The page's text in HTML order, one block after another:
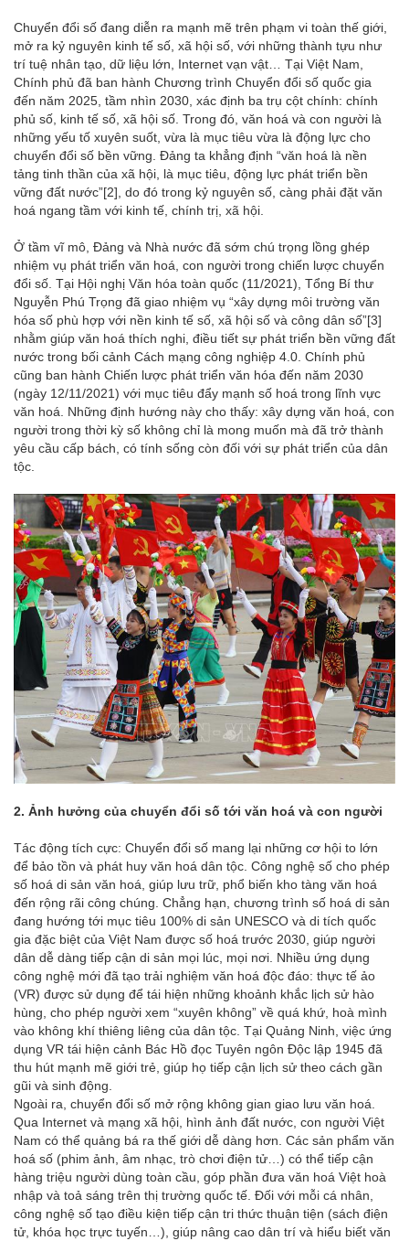
Chuyển đổi số đang diễn ra mạnh mẽ trên phạm vi toàn thế giới,
mở ra kỷ nguyên kinh tế số, xã hội số, với những thành tựu như
trí tuệ nhân tạo, dữ liệu lớn, Internet vạn vật… Tại Việt Nam,
Chính phủ đã ban hành Chương trình Chuyển đổi số quốc gia
đến năm 2025, tầm nhìn 2030, xác định ba trụ cột chính: chính
phủ số, kinh tế số, xã hội số. Trong đó, văn hoá và con người là
những yếu tố xuyên suốt, vừa là mục tiêu vừa là động lực cho
chuyển đổi số bền vững. Đảng ta khẳng định “văn hoá là nền
tảng tinh thần của xã hội, là mục tiêu, động lực phát triển bền
vững đất nước”[2], do đó trong kỷ nguyên số, càng phải đặt văn
hoá ngang tầm với kinh tế, chính trị, xã hội.
Ở tầm vĩ mô, Đảng và Nhà nước đã sớm chú trọng lồng ghép
nhiệm vụ phát triển văn hoá, con người trong chiến lược chuyển
đổi số. Tại Hội nghị Văn hóa toàn quốc (11/2021), Tổng Bí thư
Nguyễn Phú Trọng đã giao nhiệm vụ “xây dựng môi trường văn
hóa số phù hợp với nền kinh tế số, xã hội số và công dân số”[3]
nhằm giúp văn hoá thích nghi, điều tiết sự phát triển bền vững đất
nước trong bối cảnh Cách mạng công nghiệp 4.0. Chính phủ
cũng ban hành Chiến lược phát triển văn hóa đến năm 2030
(ngày 12/11/2021) với mục tiêu đẩy mạnh số hoá trong lĩnh vực
văn hoá. Những định hướng này cho thấy: xây dựng văn hoá, con
người trong thời kỳ số không chỉ là mong muốn mà đã trở thành
yêu cầu cấp bách, có tính sống còn đối với sự phát triển của dân
tộc.
2. Ảnh hưởng của chuyển đổi số tới văn hoá và con người
Tác động tích cực: Chuyển đổi số mang lại những cơ hội to lớn
để bảo tồn và phát huy văn hoá dân tộc. Công nghệ số cho phép
số hoá di sản văn hoá, giúp lưu trữ, phổ biến kho tàng văn hoá
đến rộng rãi công chúng. Chẳng hạn, chương trình số hoá di sản
đang hướng tới mục tiêu 100% di sản UNESCO và di tích quốc
gia đặc biệt của Việt Nam được số hoá trước 2030, giúp người
dân dễ dàng tiếp cận di sản mọi lúc, mọi nơi. Nhiều ứng dụng
công nghệ mới đã tạo trải nghiệm văn hoá độc đáo: thực tế ảo
(VR) được sử dụng để tái hiện những khoảnh khắc lịch sử hào
hùng, cho phép người xem “xuyên không” về quá khứ, hoà mình
vào không khí thiêng liêng của dân tộc. Tại Quảng Ninh, việc ứng
dụng VR tái hiện cảnh Bác Hồ đọc Tuyên ngôn Độc lập 1945 đã
thu hút mạnh mẽ giới trẻ, giúp họ tiếp cận lịch sử theo cách gần
gũi và sinh động.
Ngoài ra, chuyển đổi số mở rộng không gian giao lưu văn hoá.
Qua Internet và mạng xã hội, hình ảnh đất nước, con người Việt
Nam có thể quảng bá ra thế giới dễ dàng hơn. Các sản phẩm văn
hoá số (phim ảnh, âm nhạc, trò chơi điện tử…) có thể tiếp cận
hàng triệu người dùng toàn cầu, góp phần đưa văn hoá Việt hoà
nhập và toả sáng trên thị trường quốc tế. Đối với mỗi cá nhân,
công nghệ số tạo điều kiện tiếp cận tri thức thuận tiện (sách điện
tử, khóa học trực tuyến…), giúp nâng cao dân trí và hiểu biết văn